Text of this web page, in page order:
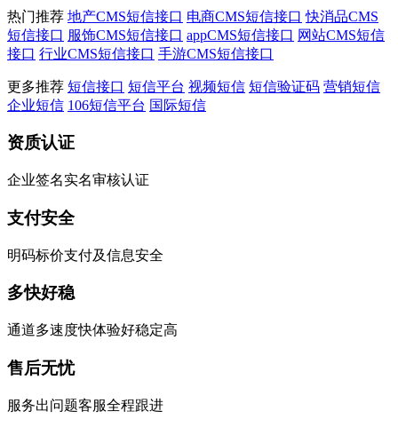
热门推荐 地产CMS短信接口 电商CMS短信接口 快消品CMS
短信接口 服饰CMS短信接口 appCMS短信接口 网站CMS短信
接口 行业CMS短信接口 手游CMS短信接口
更多推荐 短信接口 短信平台 视频短信 短信验证码 营销短信
企业短信 106短信平台 国际短信
资质认证
企业签名实名审核认证
支付安全
明码标价支付及信息安全
多快好稳
通道多速度快体验好稳定高
售后无忧
服务出问题客服全程跟进